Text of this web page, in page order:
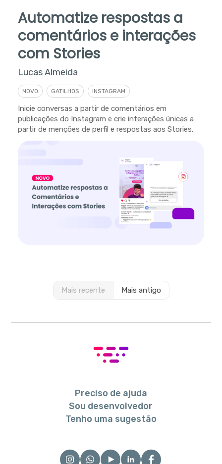
Automatize respostas a
comentários e interações
com Stories
Lucas Almeida
NOVO GATILHOS INSTAGRAM
Inicie conversas a partir de comentários em
publicações do Instagram e crie interações únicas a
partir de menções de perfil e respostas aos Stories.
Mais recente Mais antigo
Preciso de ajuda
Sou desenvolvedor
Tenho uma sugestão